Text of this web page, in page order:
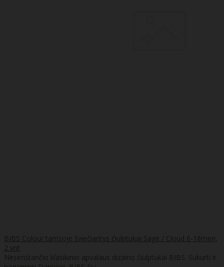
BIBS Colour tamsoje šviečiantys čiulptukai Sage / Cloud 6-18mėn,
2 vnt
Nesenstančio klasikinio apvalaus dizaino čiulptukai BIBS. Sukurti ir